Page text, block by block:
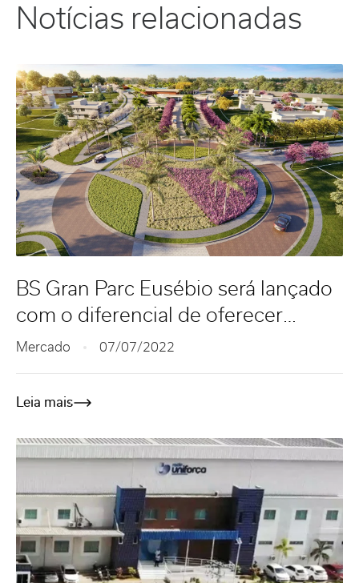
Notícias relacionadas
BS Gran Parc Eusébio será lançado
com o diferencial de oferecer
número reduzido de unidades
Mercado 07/07/2022
Leia mais